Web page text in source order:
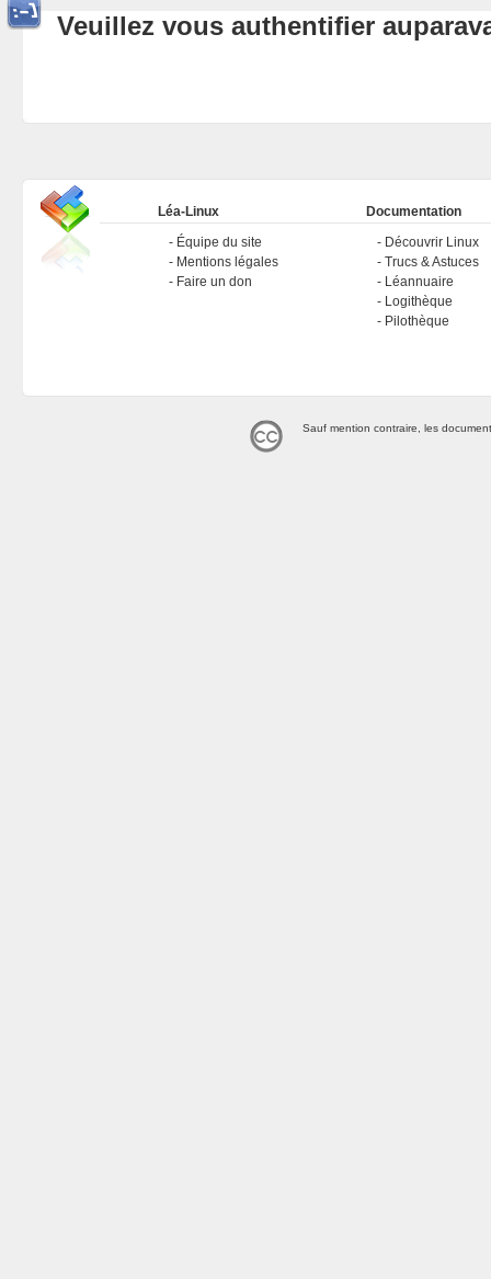
Veuillez vous authentifier
Léa-Linux
Équipe du site
Mentions légales
Faire un don
Documentation
Découvrir Linux
Trucs & Astuces
Léannuaire
Logithèque
Pilothèque
Sauf mention contraire, les